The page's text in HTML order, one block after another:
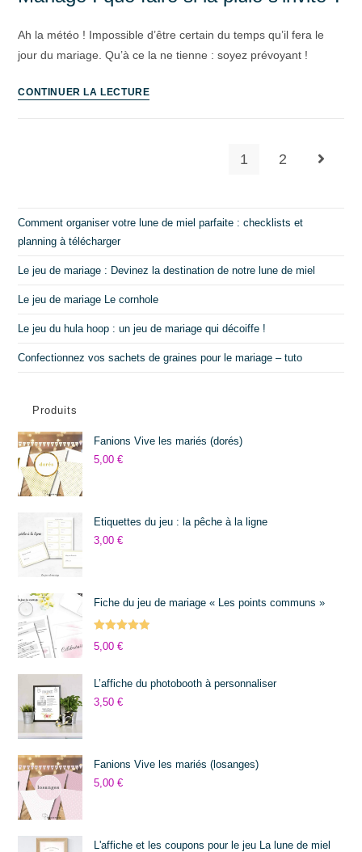
Ah la météo ! Impossible d’être certain du temps qu’il fera le
jour du mariage. Qu’à ce la ne tienne : soyez prévoyant !
CONTINUER LA LECTURE
1 2
Comment organiser votre lune de miel parfaite : checklists et
planning à télécharger
Le jeu de mariage : Devinez la destination de notre lune de miel
Le jeu de mariage Le cornhole
Le jeu du hula hoop : un jeu de mariage qui décoiffe !
Confectionnez vos sachets de graines pour le mariage – tuto
Produits
Fanions Vive les mariés (dorés)
5,00€
Etiquettes du jeu : la pêche à la ligne
3,00€
Fiche du jeu de mariage « Les points communs »
Note 5.00
5,00€
L’affiche du photobooth à personnaliser
3,50€
Fanions Vive les mariés (losanges)
5,00€
L'affiche et les coupons pour le jeu La lune de miel